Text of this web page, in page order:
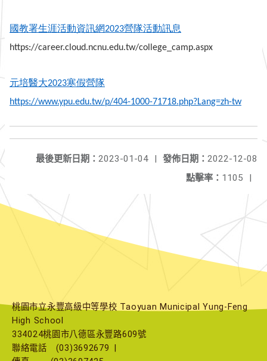
國教署生涯活動資訊網2023營隊活動訊息
https://career.cloud.ncnu.edu.tw/college_camp.aspx
元培醫大2023寒假營隊
https://www.ypu.edu.tw/p/404-1000-71718.php?Lang=zh-tw
發佈日期： 2022-12-08
最後更新日期： 2023-01-04
|
點擊率： 1105 |
桃園市立永豐高級中等學校 Taoyuan Municipal Yung-Feng
High School
334024桃園市八德區永豐路609號
聯絡電話
(03)3692679